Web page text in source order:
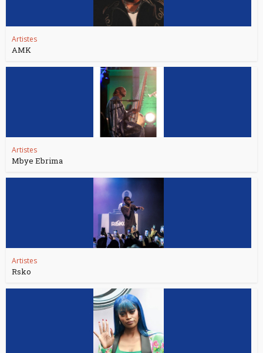
Artistes
AMK
Artistes
Mbye Ebrima
Artistes
Rsko